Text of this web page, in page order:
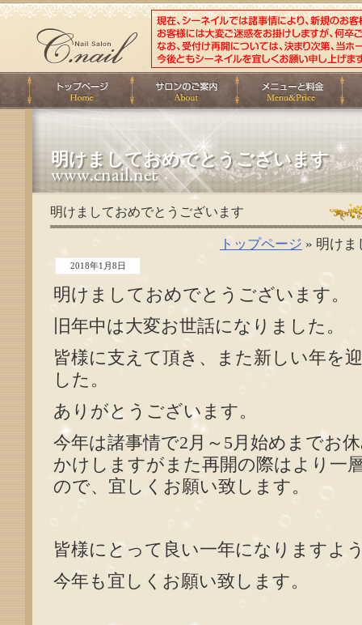
明けましておめでとうございます
明けましておめでとうございます
トップページ » 明け
2018年1月8日
明けましておめでとうございます。
旧年中は大変お世話になりました。
皆様に支えて頂き、また新しい年を
した。
ありがとうございます。
今年は諸事情で2月～5月始めまでお
かけしますがまた再開の際はより一
ので、宜しくお願い致します。
皆様にとって良い一年になりますよ
今年も宜しくお願い致します。